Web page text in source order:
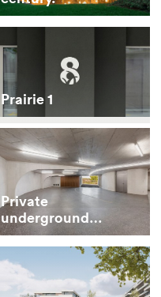
Prairie 1
Private
underground
parking for vintage
cars